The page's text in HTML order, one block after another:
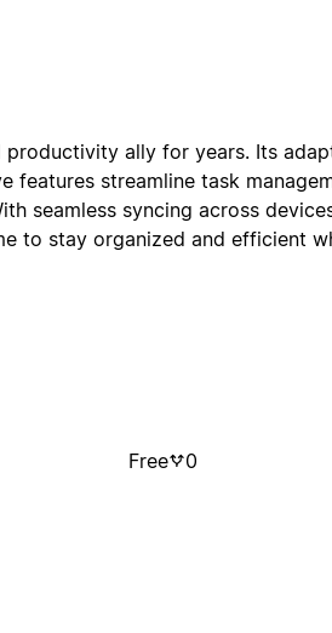
productivity ally for years. Its
features streamline task
seamless syncing across
to stay organized and efficient
Free 0